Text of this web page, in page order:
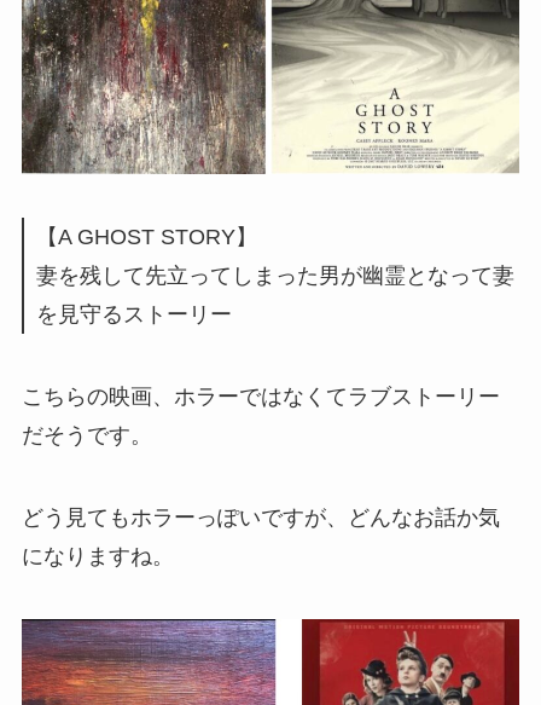
【A GHOST STORY】
妻を残して先立ってしまった男が幽霊となって妻
を見守るストーリー
こちらの映画、ホラーではなくてラブストーリー
だそうです。
どう見てもホラーっぽいですが、どんなお話か気
になりますね。